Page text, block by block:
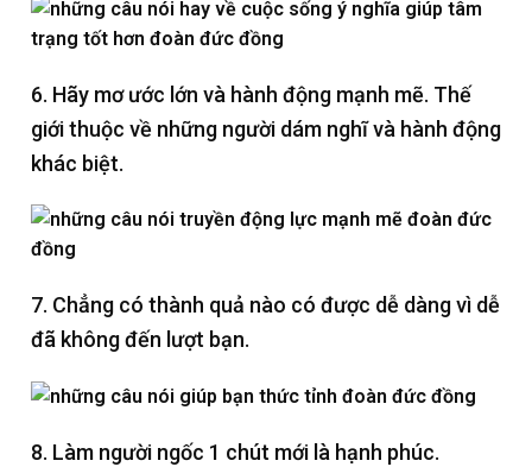
6. Hãy mơ ước lớn và hành động mạnh mẽ. Thế
giới thuộc về những người dám nghĩ và hành động
khác biệt.
7. Chẳng có thành quả nào có được dễ dàng vì dễ
đã không đến lượt bạn.
8. Làm người ngốc 1 chút mới là hạnh phúc.